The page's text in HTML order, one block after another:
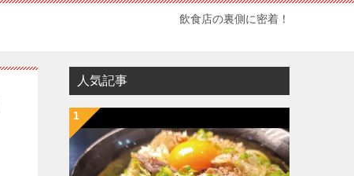
飲食店の裏側に密着！
人気記事